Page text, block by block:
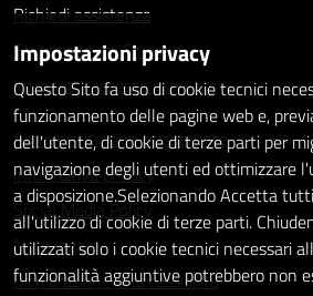
Richiedi assistenza
Statistiche dei Siti web
Intranet - accesso riservato
Amministrazione trasparente
Informativa privacy
Social Media Policy
Note legali
Dichiarazione di accessibilità
Impostazioni privacy
Questo Sito fa uso di cookie tecnici
funzionamento delle pagine web e,
dell'utente, di cookie di terze parti per
navigazione degli utenti ed ottimizzare
a disposizione.Selezionando Accetta
all'utilizzo di cookie di terze parti.
utilizzati solo i cookie tecnici necessari
funzionalità aggiuntive potrebbero non